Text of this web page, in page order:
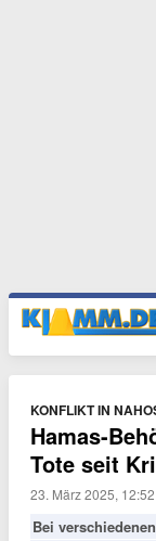
KONFLIKT IN
Hamas-
Tote seit
23. März 2025,
Bei